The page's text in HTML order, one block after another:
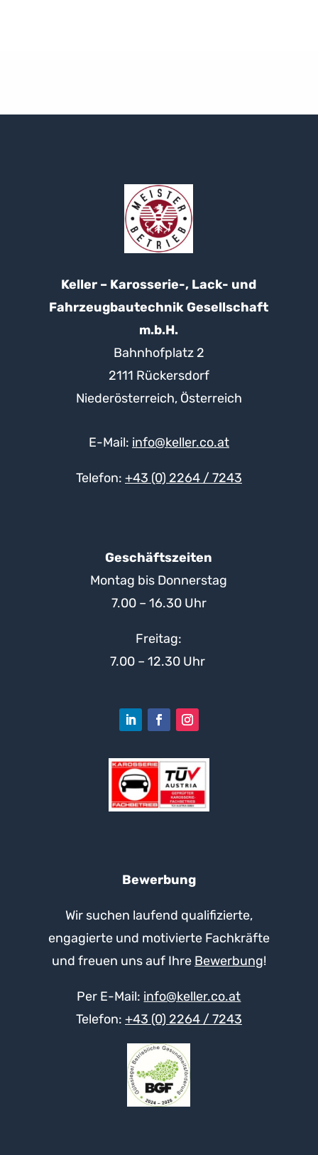
Keller – Karosserie-, Lack- und
Fahrzeugbautechnik Gesellschaft
m.b.H.
Bahnhofplatz 2
2111 Rückersdorf
Niederösterreich, Österreich
E-Mail: info@keller.co.at
Telefon: +43 (0) 2264 / 7243
Geschäftszeiten
Montag bis Donnerstag
7.00 – 16.30 Uhr
Freitag:
7.00 – 12.30 Uhr
Bewerbung
Wir suchen laufend qualifizierte,
engagierte und motivierte Fachkräfte
und freuen uns auf Ihre Bewerbung!
Per E-Mail: info@keller.co.at
Telefon: +43 (0) 2264 / 7243